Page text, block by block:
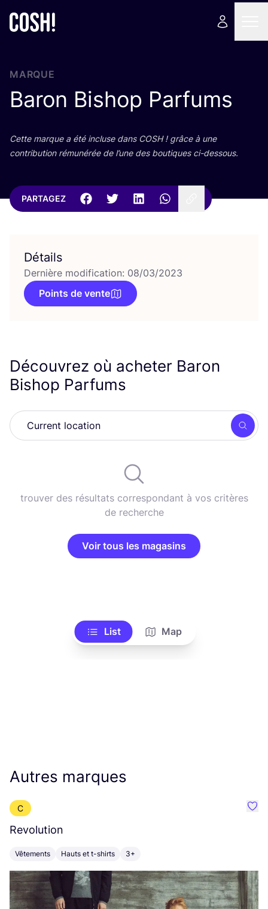
MARQUE
Baron Bishop Parfums
Cette marque a été incluse dans COSH! grâce à une
contri­bu­tion rému­né­rée de l’une des bou­tiques ci-dessous.
PARTAGEZ
Détails
Dernière modification: 08/03/2023
Points de vente
Découvrez où acheter Baron
Bishop Parfums
trouver des résultats correspondant à vos critères
de recherche
Voir tous les magasins
List Map
Autres marques
C
Revolution
Vêtements Hauts et t-shirts 3+